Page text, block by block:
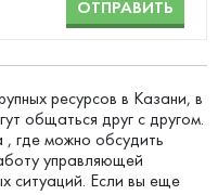
ОТПРАВИТЬ
ресурсов в Казани, в
общаться друг с другом.
где можно обсудить
управляющей
ситуаций. Если вы еще